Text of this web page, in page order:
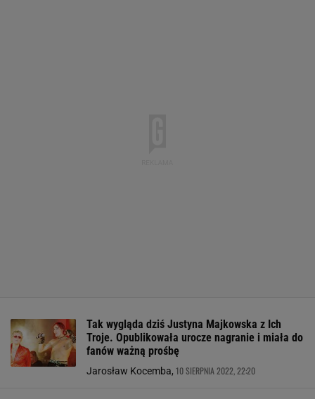
Tak wygląda dziś Justyna Majkowska z Ich
Troje. Opublikowała urocze nagranie i miała do
fanów ważną prośbę
Jarosław Kocemba, 10 SIERPNIA 2022, 22:20